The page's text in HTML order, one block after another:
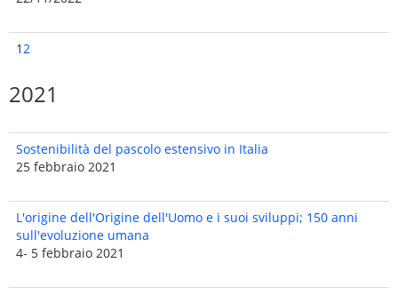
12
2021
Sostenibilità del pascolo estensivo in Italia
25 febbraio 2021
L'origine dell'Origine dell'Uomo e i suoi sviluppi; 150 anni
sull'evoluzione umana
4- 5 febbraio 2021